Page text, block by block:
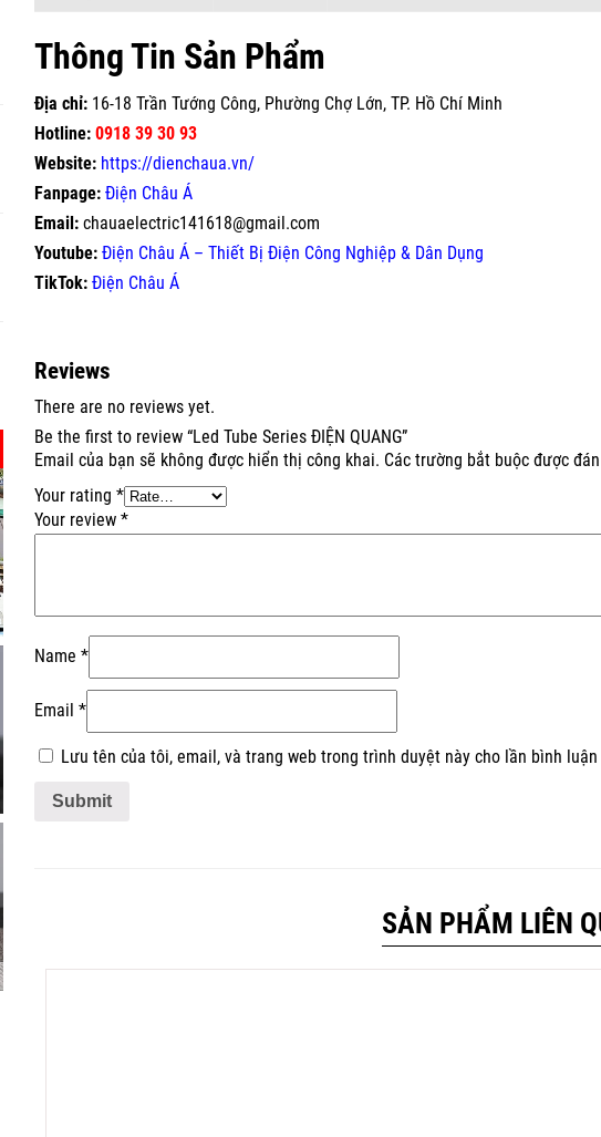
Thông Tin Sản Phẩm
Địa chỉ: 16-18 Trần Tướng Công, Phường Chợ Lớn, TP. Hồ Chí Minh
Hotline: 0918 39 30 93
Website: https://dienchaua.vn/
Fanpage: Điện Châu Á
Email: chauaelectric141618@gmail.com
Youtube: Điện Châu Á – Thiết Bị Điện Công Nghiệp & Dân Dụng
TikTok: Điện Châu Á
Reviews
There are no reviews yet.
Be the first to review “Led Tube Series ĐIỆN QUANG”
Email của bạn sẽ không được hiển thị công khai. Các trường bắt buộc được
Your rating *
Your review *
Name *
Email *
Lưu tên của tôi, email, và trang web trong trình duyệt này cho lần bình
SẢN PHẨM LIÊN